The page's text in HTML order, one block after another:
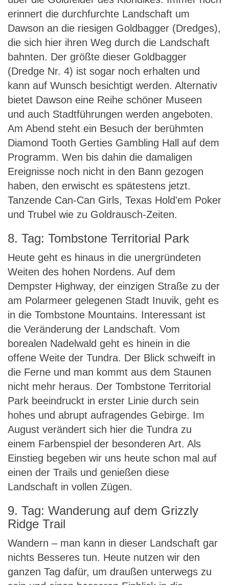
erinnert die durchfurchte Landschaft um
Dawson an die riesigen Goldbagger (Dredges),
die sich hier ihren Weg durch die Landschaft
bahnten. Der größte dieser Goldbagger
(Dredge Nr. 4) ist sogar noch erhalten und
kann auf Wunsch besichtigt werden. Alternativ
bietet Dawson eine Reihe schöner Museen
und auch Stadtführungen werden angeboten.
Am Abend steht ein Besuch der berühmten
Diamond Tooth Gerties Gambling Hall auf dem
Programm. Wen bis dahin die damaligen
Ereignisse noch nicht in den Bann gezogen
haben, den erwischt es spätestens jetzt.
Tanzende Can-Can Girls, Texas Hold'em Poker
und Trubel wie zu Goldrausch-Zeiten.
8. Tag: Tombstone Territorial Park
Heute geht es hinaus in die unergründeten
Weiten des hohen Nordens. Auf dem
Dempster Highway, der einzigen Straße zu der
am Polarmeer gelegenen Stadt Inuvik, geht es
in die Tombstone Mountains. Interessant ist
die Veränderung der Landschaft. Vom
borealen Nadelwald geht es hinein in die
offene Weite der Tundra. Der Blick schweift in
die Ferne und man kommt aus dem Staunen
nicht mehr heraus. Der Tombstone Territorial
Park beeindruckt in erster Linie durch sein
hohes und abrupt aufragendes Gebirge. Im
August verändert sich hier die Tundra zu
einem Farbenspiel der besonderen Art. Als
Einstieg begeben wir uns heute schon mal auf
einen der Trails und genießen diese
Landschaft in vollen Zügen.
9. Tag: Wanderung auf dem Grizzly
Ridge Trail
Wandern – man kann in dieser Landschaft gar
nichts Besseres tun. Heute nutzen wir den
ganzen Tag dafür, um draußen unterwegs zu